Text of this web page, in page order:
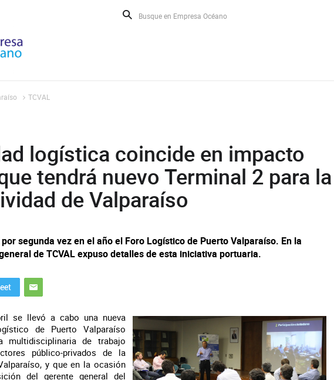
TCVAL
logística coincide en impacto
tendrá nuevo Terminal 2 para la
de Valparaíso
segunda vez en el año el Foro Logístico de Puerto Valparaíso. En la
de TCVAL expuso detalles de esta iniciativa portuaria.
se llevó a cabo una nueva
de Puerto Valparaíso
multidisciplinaria de trabajo
público-privados de la
y que en la ocasión
del gerente general del